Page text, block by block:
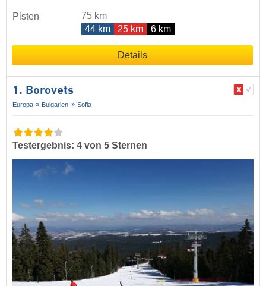
Pisten
75 km
44 km
25 km 6 km
Details
1. Borovets
Europa Bulgarien Sofia
Testergebnis: 4 von 5 Sternen